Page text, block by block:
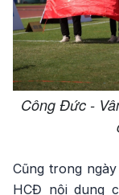
Công Đức -
Cũng trong
HCĐ nội dung